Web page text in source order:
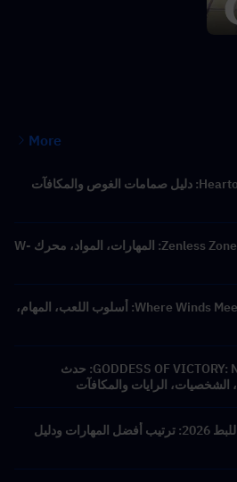
More
تسريب Claret في Zenless Zone Zero 3.2: المهارات، المواد، محرك W-
دليل حدث Where Winds Meet Summer Spree: أسلوب اللعب، المهام،
دليل تعاون GODDESS OF VICTORY: NIKKE × Persona: حدث
قائمة مستويات مهارات البقاء للبط 2026: ترتيب أفضل المهارات ودليل